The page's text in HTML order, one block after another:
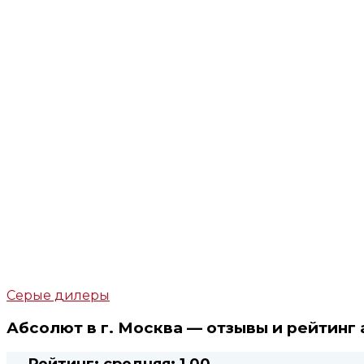
Серые дилеры
Абсолют в г. Москва — отзывы и рейтинг